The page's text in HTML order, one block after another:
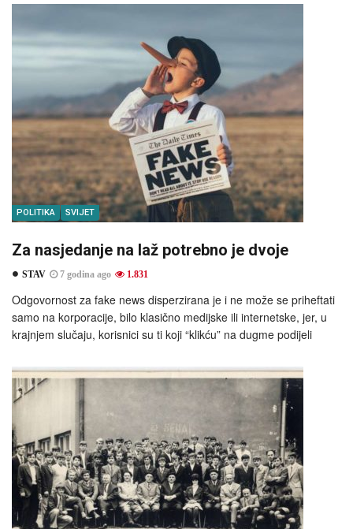
POLITIKA SVIJET
Za nasjedanje na laž potrebno je dvoje
STAV 7 godina ago 1.831
Odgovornost za fake news disperzirana je i ne može se priheftati
samo na korporacije, bilo klasično medijske ili internetske, jer, u
krajnjem slučaju, korisnici su ti koji “klikću” na dugme podijeli